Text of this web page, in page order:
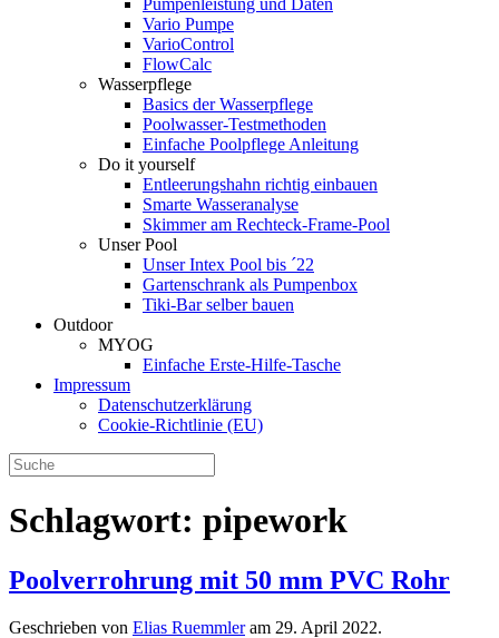
Pumpenleistung und Daten
Vario Pumpe
Vario­Control
FlowCalc
Wasserpflege
Basics der Wasserpflege
Poolwasser-Testmethoden
Einfache Poolpflege Anleitung
Do it yourself
Ent­leerungs­hahn richtig einbauen
Smarte Wasseranalyse
Skimmer am Rechteck-Frame-Pool
Unser Pool
Unser Intex Pool bis ´22
Gartenschrank als Pumpenbox
Tiki-Bar selber bauen
Outdoor
MYOG
Einfache Erste-Hilfe-Tasche
Impressum
Datenschutzerklärung
Cookie-Richtlinie (EU)
Schlagwort: pipework
Poolverrohrung mit 50 mm PVC Rohr
Geschrieben von Elias Ruemmleram 29. April 2022.